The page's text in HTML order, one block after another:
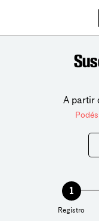
A partir
1
Registro